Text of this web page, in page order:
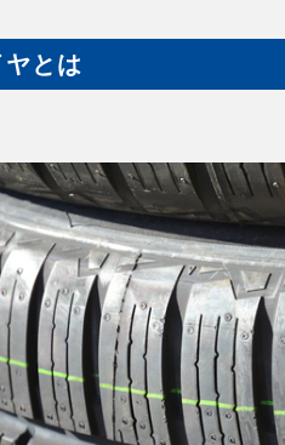
とは